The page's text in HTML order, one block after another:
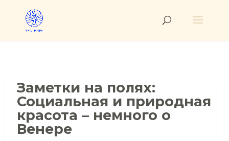
Заметки на полях:
Социальная и природная
красота – немного о
Венере